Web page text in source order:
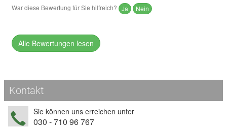
War diese Bewertung für Sie hilfreich? Ja Nein
Alle Bewertungen lesen
Kontakt
Sie können uns erreichen unter
030 - 710 96 767